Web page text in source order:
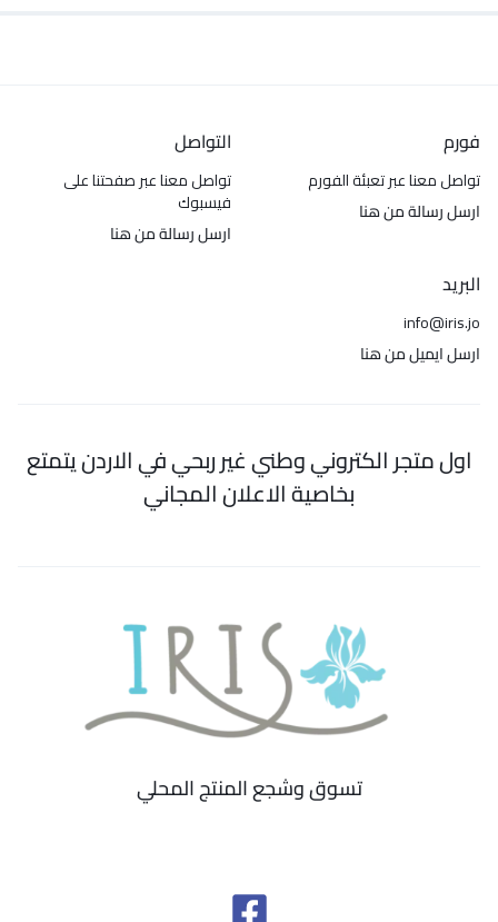
فورم
تواصل معنا عبر تعبئة الفورم
ارسل رسالة من هنا
التواصل
تواصل معنا عبر صفحتنا على
فيسبوك
ارسل رسالة من هنا
البريد
info@iris.jo
ارسل ايميل من هنا
اول متجر الكتروني وطني غير ربحي في الاردن يتمتع
بخاصية الاعلان المجاني
تسوق وشجع المنتج المحلي